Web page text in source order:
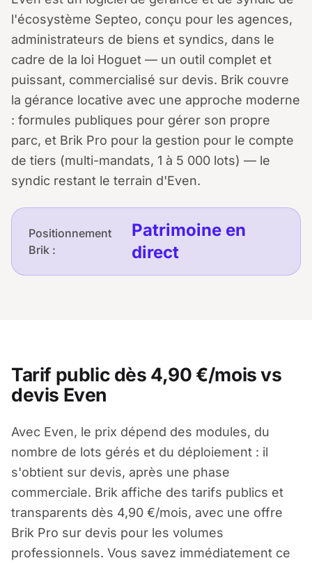
l'écosystème Septeo, conçu pour les agences,
administrateurs de biens et syndics, dans le
cadre de la loi Hoguet — un outil complet et
puissant, commercialisé sur devis. Brik couvre
la gérance locative avec une approche moderne
: formules publiques pour gérer son propre
parc, et Brik Pro pour la gestion pour le compte
de tiers (multi-mandats, 1 à 5 000 lots) — le
syndic restant le terrain d'Even.
Positionnement
Brik :
Patrimoine en
direct
Tarif public dès 4,90 €/mois vs
devis Even
Avec Even, le prix dépend des modules, du
nombre de lots gérés et du déploiement : il
s'obtient sur devis, après une phase
commerciale. Brik affiche des tarifs publics et
transparents dès 4,90 €/mois, avec une offre
Brik Pro sur devis pour les volumes
professionnels. Vous savez immédiatement ce